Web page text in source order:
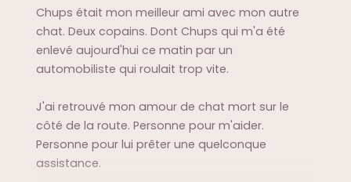
Chups était mon meilleur ami avec mon autre
chat. Deux copains. Dont Chups qui m'a été
enlevé aujourd'hui ce matin par un
automobiliste qui roulait trop vite.
J'ai retrouvé mon amour de chat mort sur le
côté de la route. Personne pour m'aider.
Personne pour lui prêter une quelconque
assistance.